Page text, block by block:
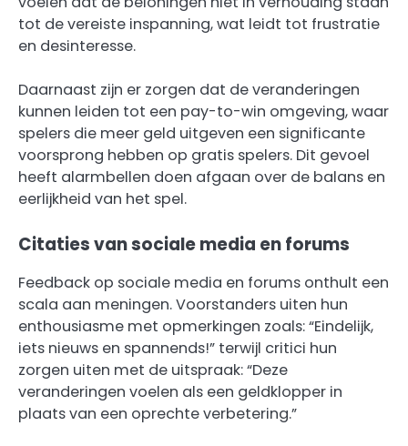
tot de vereiste inspanning, wat leidt tot frustratie
en desinteresse.
Daarnaast zijn er zorgen dat de veranderingen
kunnen leiden tot een pay-to-win omgeving, waar
spelers die meer geld uitgeven een significante
voorsprong hebben op gratis spelers. Dit gevoel
heeft alarmbellen doen afgaan over de balans en
eerlijkheid van het spel.
Citaties van sociale media en forums
Feedback op sociale media en forums onthult een
scala aan meningen. Voorstanders uiten hun
enthousiasme met opmerkingen zoals: “Eindelijk,
iets nieuws en spannends!” terwijl critici hun
zorgen uiten met de uitspraak: “Deze
veranderingen voelen als een geldklopper in
plaats van een oprechte verbetering.”